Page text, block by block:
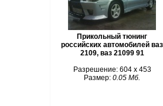
Прикольный тюнинг
российских автомобилей ваз
2109, ваз 21099 91
Разрешение: 604 x 453
Размер: 0.05 Мб.